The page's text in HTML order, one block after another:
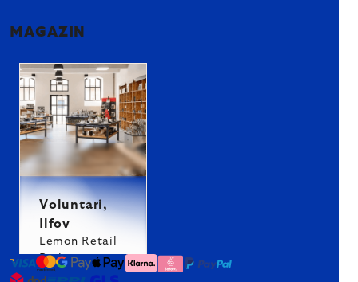
MAGAZIN
Voluntari,
Ilfov
Lemon Retail
Park